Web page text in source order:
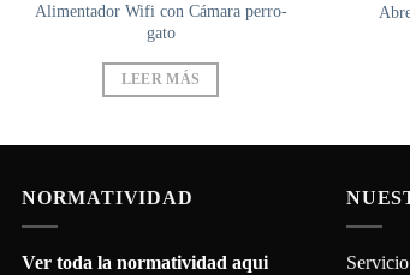
Alimentador Wifi con Cámara perro-
gato
LEER MÁS
NORMATIVIDAD
Ver toda la normatividad aqui